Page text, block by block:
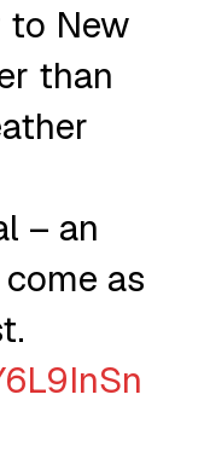
to New
than
– an
as